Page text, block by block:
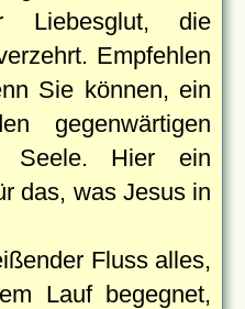
Liebesglut, die
Empfehlen
Sie können, ein
gegenwärtigen
Seele. Hier ein
das, was Jesus in
Fluss alles,
Lauf begegnet,